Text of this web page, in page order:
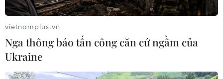
vietnamplus.vn
Nga thông báo tấn công căn cứ ngầm của
Ukraine